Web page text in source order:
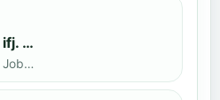
ifj. Benedek Zoltán
Jobbak · döntős: id. Benedek Zoltán